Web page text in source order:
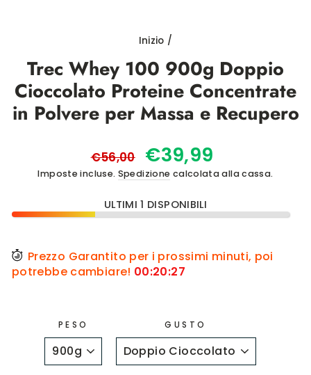
Inizio /
Trec Whey 100 900g Doppio
Cioccolato Proteine Concentrate
in Polvere per Massa e Recupero
Prezzo
di
listino
€56,00
Prezzo
scontato
€39,99
Imposte incluse. Spedizione calcolata alla cassa.
ULTIMI 1 DISPONIBILI
Prezzo Garantito per i prossimi minuti, poi
potrebbe cambiare! 00:20:27
PESO GUSTO